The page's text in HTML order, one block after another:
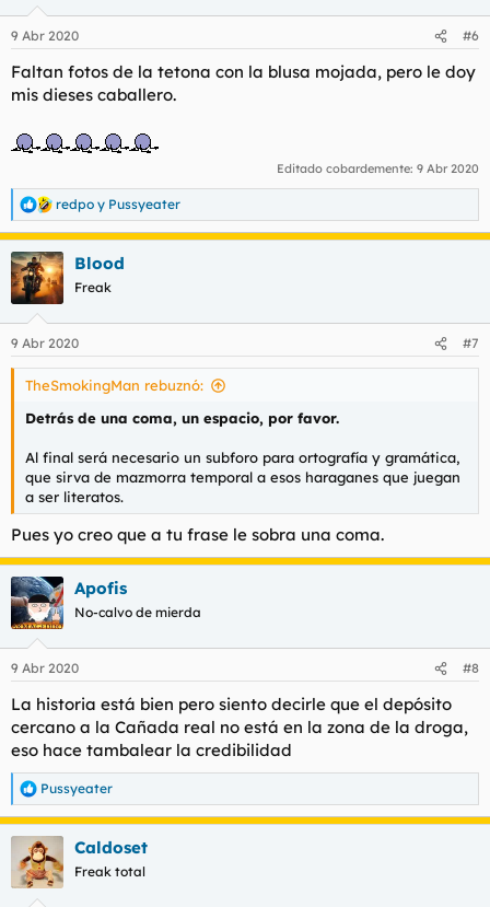
e
:
9 Abr 2020 #6
Faltan fotos de la tetona con la blusa mojada, pero le doy
mis dieses caballero.
Editado cobardemente: 9 Abr 2020
R
e
a
c
c
i
e
s
redpo y Pussyeater
Blood
Freak
9 Abr 2020 #7
TheSmokingMan rebuznó:
Detrás de una coma, un espacio, por favor.
Al final será necesario un subforo para ortografía y gramática,
que sirva de mazmorra temporal a esos haraganes que juegan
a ser literatos.
Pues yo creo que a tu frase le sobra una coma.
Apofis
No-calvo de mierda
9 Abr 2020 #8
La historia está bien pero siento decirle que el depósito
cercano a la Cañada real no está en la zona de la droga,
eso hace tambalear la credibilidad
R
e
a
c
i
Pussyeater
Caldoset
Freak total